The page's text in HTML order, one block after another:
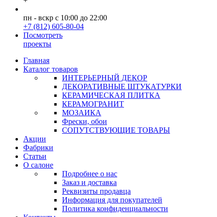
пн - вскр с 10:00 до 22:00
+7 (812) 605-80-04
Посмотреть
проекты
Главная
Каталог товаров
ИНТЕРЬЕРНЫЙ ДЕКОР
ДЕКОРАТИВНЫЕ ШТУКАТУРКИ
КЕРАМИЧЕСКАЯ ПЛИТКА
КЕРАМОГРАНИТ
МОЗАИКА
Фрески, обои
СОПУТСТВУЮЩИЕ ТОВАРЫ
Акции
Фабрики
Статьи
О салоне
Подробнее о нас
Заказ и доставка
Реквизиты продавца
Информация для покупателей
Политика конфиденциальности